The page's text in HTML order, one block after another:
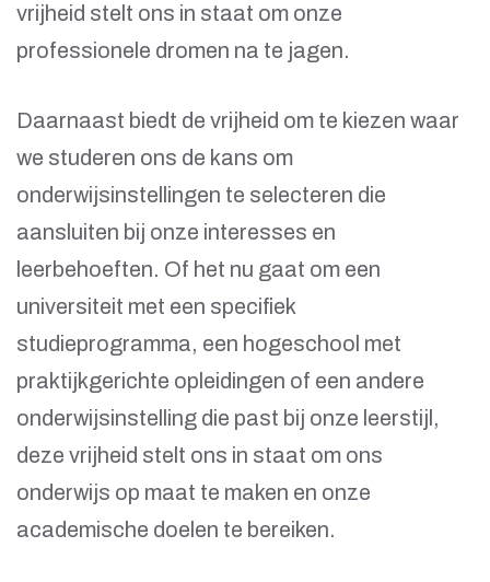
vrijheid stelt ons in staat om onze
professionele dromen na te jagen.
Daarnaast biedt de vrijheid om te kiezen waar
we studeren ons de kans om
onderwijsinstellingen te selecteren die
aansluiten bij onze interesses en
leerbehoeften. Of het nu gaat om een
universiteit met een specifiek
studieprogramma, een hogeschool met
praktijkgerichte opleidingen of een andere
onderwijsinstelling die past bij onze leerstijl,
deze vrijheid stelt ons in staat om ons
onderwijs op maat te maken en onze
academische doelen te bereiken.